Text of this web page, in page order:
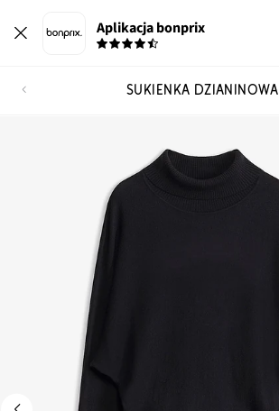
Aplikacja bonprix
SUKIENKA DZIANINOWA